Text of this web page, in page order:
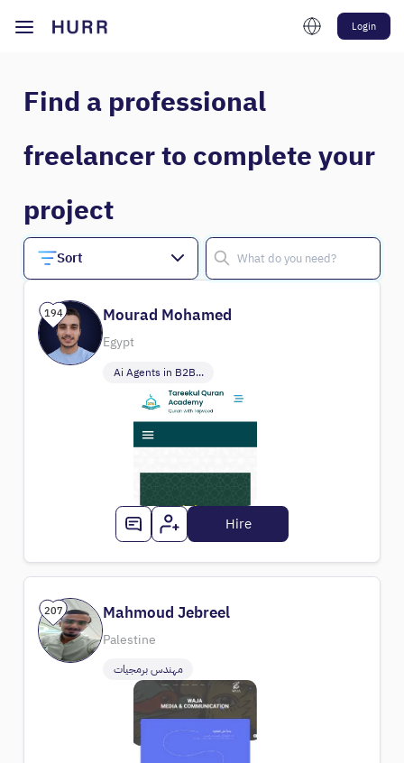
Login
Find a professional
freelancer to complete your
project
Sort
194 Mourad Mohamed
Egypt
Ai Agents in B2B...
Hire
207 Mahmoud Jebreel
Palestine
مهندس برمجيات